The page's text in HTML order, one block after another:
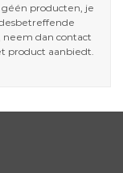
producten, je
neem dan contact
product aanbiedt.